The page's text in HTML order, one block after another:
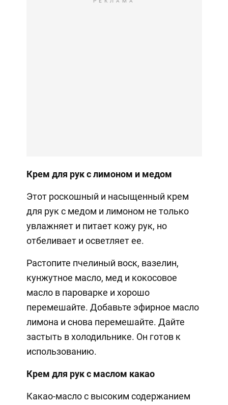
Крем для рук с лимоном и медом
Этот роскошный и насыщенный крем
для рук с медом и лимоном не только
увлажняет и питает кожу рук, но
отбеливает и осветляет ее.
Растопите пчелиный воск, вазелин,
кунжутное масло, мед и кокосовое
масло в пароварке и хорошо
перемешайте. Добавьте эфирное масло
лимона и снова перемешайте. Дайте
застыть в холодильнике. Он готов к
использованию.
Крем для рук с маслом какао
Какао-масло с высоким содержанием